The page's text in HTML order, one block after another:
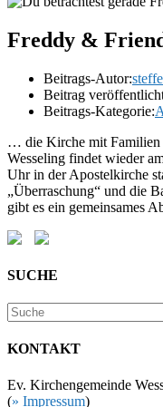
Freddy &
Beitrags-Autor:
Beitrag
Beitrags-Kategorie:
… die Kirche mit Familien
Wesseling findet wieder
Uhr in der Apostelkirche
„Überraschung“ und die
gibt es ein gemeinsames
SUCHE
KONTAKT
Ev. Kirchengemeinde
(» Impressum)